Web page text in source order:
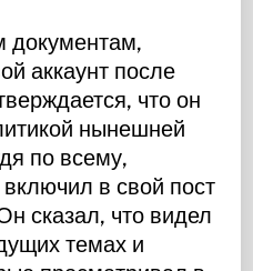
документам,
аккаунт после
что он
нынешней
по всему,
в свой пост
сказал, что видел
темах и